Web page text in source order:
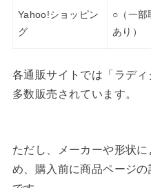
Yahoo!ショッピン
グ
○（一部
あり）
各通販サイトでは「ラデ
多数販売されています。
ただし、メーカーや形状
め、購入前に商品ページ